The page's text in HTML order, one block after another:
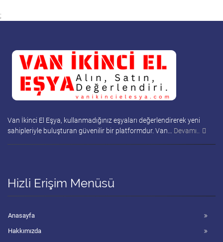
;
Van İkinci El Eşya, kullanmadığınız eşyaları değerlendirerek yeni
sahipleriyle buluşturan güvenilir bir platformdur. Van… Devamı..
Hizli Erişim Menüsü
Anasayfa
Hakkımızda